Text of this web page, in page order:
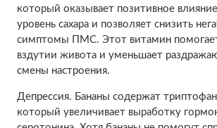
который оказывает позитивное
уровень сахара и позволяет снизить
симптомы ПМС. Этот витамин
вздутии живота и уменьшает
смены настроения.
Депрессия. Бананы содержат
который увеличивает выработку